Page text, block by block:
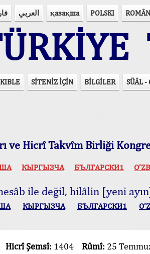
العربي қазақша POLSKI
SİTENİZ İÇİN BİLGİLER SÜÂL -
ve Hicrî Takvîm Birliği
КЫPГЫЗЧA БЪЛГАРСКИ1
ile değil, hilâlin [yeni
КЫPГЫЗЧA БЪЛГАРСКИ1
Hicrî Şemsî: 1404 Rûmî: 25